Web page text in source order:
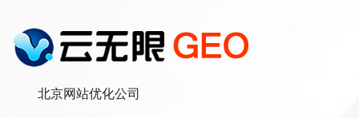
北京网站优化公司